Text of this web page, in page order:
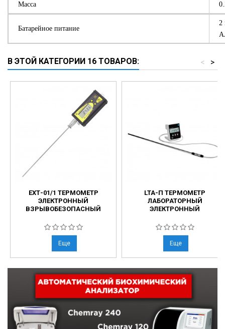
Масса
Батарейное питание
2
В ЭТОЙ КАТЕГОРИИ 16 ТОВАРОВ: >
<
ЕХТ-01/1 ТЕРМОМЕТР
ЭЛЕКТРОННЫЙ
ВЗРЫВОБЕЗОПАСНЫЙ
Еще
LTA-П ТЕРМОМЕТР
ЛАБОРАТОРНЫЙ
ЭЛЕКТРОННЫЙ
Еще